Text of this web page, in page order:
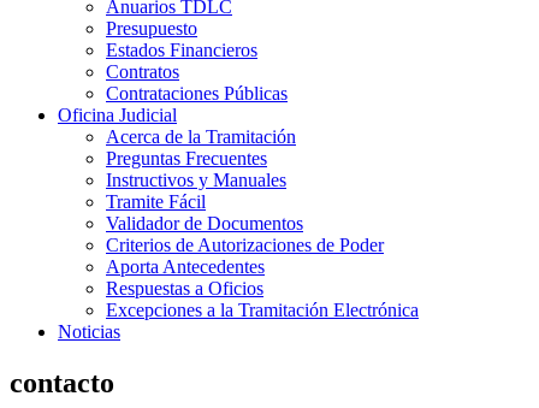
Anuarios TDLC
Presupuesto
Estados Financieros
Contratos
Contrataciones Públicas
Oficina Judicial
Acerca de la Tramitación
Preguntas Frecuentes
Instructivos y Manuales
Tramite Fácil
Validador de Documentos
Criterios de Autorizaciones de Poder
Aporta Antecedentes
Respuestas a Oficios
Excepciones a la Tramitación Electrónica
Noticias
contacto